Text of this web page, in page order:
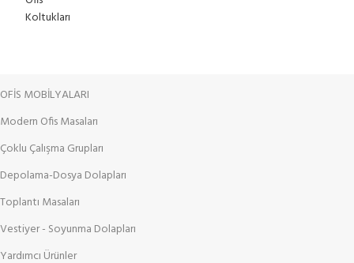
OFİS MOBİLYALARI
Modern Ofis Masaları
Çoklu Çalışma Grupları
Depolama-Dosya Dolapları
Toplantı Masaları
Vestiyer - Soyunma Dolapları
Yardımcı Ürünler